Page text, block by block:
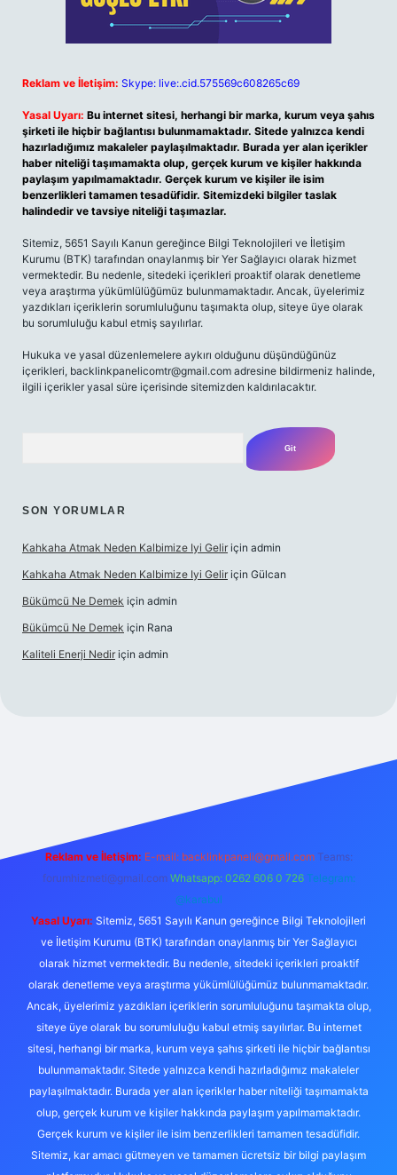
Reklam ve İletişim: Skype: live:.cid.575569c608265c69
Yasal Uyarı: Bu internet sitesi, herhangi bir marka, kurum veya şahıs
şirketi ile hiçbir bağlantısı bulunmamaktadır. Sitede yalnızca kendi
hazırladığımız makaleler paylaşılmaktadır. Burada yer alan içerikler
haber niteliği taşımamakta olup, gerçek kurum ve kişiler hakkında
paylaşım yapılmamaktadır. Gerçek kurum ve kişiler ile isim
benzerlikleri tamamen tesadüfidir. Sitemizdeki bilgiler taslak
halindedir ve tavsiye niteliği taşımazlar.
Sitemiz, 5651 Sayılı Kanun gereğince Bilgi Teknolojileri ve İletişim
Kurumu (BTK) tarafından onaylanmış bir Yer Sağlayıcı olarak hizmet
vermektedir. Bu nedenle, sitedeki içerikleri proaktif olarak denetleme
veya araştırma yükümlülüğümüz bulunmamaktadır. Ancak, üyelerimiz
yazdıkları içeriklerin sorumluluğunu taşımakta olup, siteye üye olarak
bu sorumluluğu kabul etmiş sayılırlar.
Hukuka ve yasal düzenlemelere aykırı olduğunu düşündüğünüz
içerikleri, backlinkpanelicomtr@gmail.com adresine bildirmeniz halinde,
ilgili içerikler yasal süre içerisinde sitemizden kaldırılacaktır.
SON YORUMLAR
Kahkaha Atmak Neden Kalbimize Iyi Gelir için admin
Kahkaha Atmak Neden Kalbimize Iyi Gelir için Gülcan
Bükümcü Ne Demek için admin
Bükümcü Ne Demek için Rana
Kaliteli Enerji Nedir için admin
Reklam ve İletişim: E-mail: backlinkpaneli@gmail.com Teams:
forumhizmeti@gmail.com Whatsapp: 0262 606 0 726 Telegram:
@karabul
Yasal Uyarı: Sitemiz, 5651 Sayılı Kanun gereğince Bilgi Teknolojileri
ve İletişim Kurumu (BTK) tarafından onaylanmış bir Yer Sağlayıcı
olarak hizmet vermektedir. Bu nedenle, sitedeki içerikleri proaktif
olarak denetleme veya araştırma yükümlülüğümüz bulunmamaktadır.
Ancak, üyelerimiz yazdıkları içeriklerin sorumluluğunu taşımakta olup,
siteye üye olarak bu sorumluluğu kabul etmiş sayılırlar. Bu internet
sitesi, herhangi bir marka, kurum veya şahıs şirketi ile hiçbir bağlantısı
bulunmamaktadır. Sitede yalnızca kendi hazırladığımız makaleler
paylaşılmaktadır. Burada yer alan içerikler haber niteliği taşımamakta
olup, gerçek kurum ve kişiler hakkında paylaşım yapılmamaktadır.
Gerçek kurum ve kişiler ile isim benzerlikleri tamamen tesadüfidir.
Sitemiz, kar amacı gütmeyen ve tamamen ücretsiz bir bilgi paylaşım